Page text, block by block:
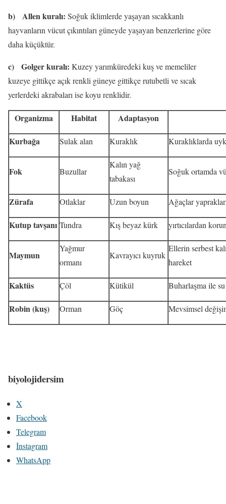
b) Allen kuralı: Soğuk iklimlerde yaşayan sıcakkanlı
hayvanların vücut çıkıntıları güneyde yaşayan benzerlerine göre
daha küçüktür.
c) Golger kuralı: Kuzey yarımküredeki kuş ve memeliler
kuzeye gittikçe açık renkli güneye gittikçe rutubetli ve sıcak
yerlerdeki akrabaları ise koyu renklidir.
Organizma Habitat
Adaptasyon
Kurbağa
Sulak alan Kuraklık Kuraklıklarda
Fok Buzullar
Kalın yağ
tabakası
Soğuk ortamda
Zürafa Otlaklar Uzun boyun Ağaçlar
Kutup tavşanı Tundra Kış beyaz kürk yırtıcılardan
Maymun
Yağmur
ormanı
Kavrayıcı kuyruk
Ellerin serbest
hareket
Kaktüs Çöl Kütikül Buharlaşma ile su
Robin (kuş) Orman Göç Mevsimsel
biyolojidersim
X
Facebook
Telegram
İnstagram
WhatsApp